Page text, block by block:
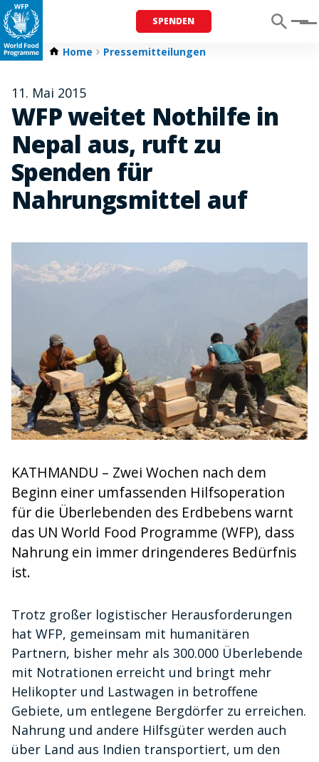
SPENDEN Menu
Home Pressemitteilungen
11. Mai 2015
WFP weitet Nothilfe in
Nepal aus, ruft zu
Spenden für
Nahrungsmittel auf
KATHMANDU – Zwei Wochen nach dem
Beginn einer umfassenden Hilfsoperation
für die Überlebenden des Erdbebens warnt
das UN World Food Programme (WFP), dass
Nahrung ein immer dringenderes Bedürfnis
ist.
Trotz großer logistischer Herausforderungen
hat WFP, gemeinsam mit humanitären
Partnern, bisher mehr als 300.000 Überlebende
mit Notrationen erreicht und bringt mehr
Helikopter und Lastwagen in betroffene
Gebiete, um entlegene Bergdörfer zu erreichen.
Nahrung und andere Hilfsgüter werden auch
über Land aus Indien transportiert, um den